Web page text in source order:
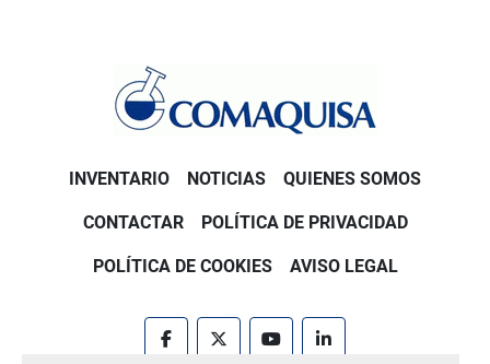
INVENTARIO NOTICIAS QUIENES SOMOS
CONTACTAR POLÍTICA DE PRIVACIDAD
POLÍTICA DE COOKIES AVISO LEGAL
facebooktwitter youtubelinkedin